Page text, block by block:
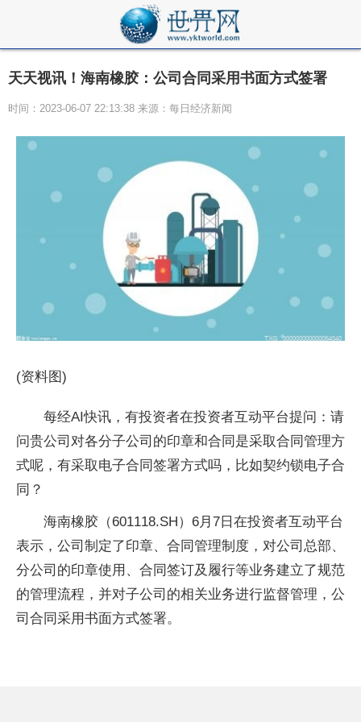
天天视讯！海南橡胶：公司合同采用书面方式签署
时间：2023-06-07 22:13:38 来源：每日经济新闻
(资料图)
每经AI快讯，有投资者在投资者互动平台提问：请
问贵公司对各分子公司的印章和合同是采取合同管理方
式呢，有采取电子合同签署方式吗，比如契约锁电子合
同？
海南橡胶（601118.SH）6月7日在投资者互动平台
表示，公司制定了印章、合同管理制度，对公司总部、
分公司的印章使用、合同签订及履行等业务建立了规范
的管理流程，并对子公司的相关业务进行监督管理，公
司合同采用书面方式签署。